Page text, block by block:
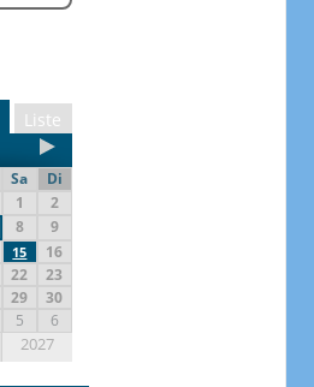
Liste
Sa
Di
1
2
8
9
15
16
22
23
29
30
5 6
2027